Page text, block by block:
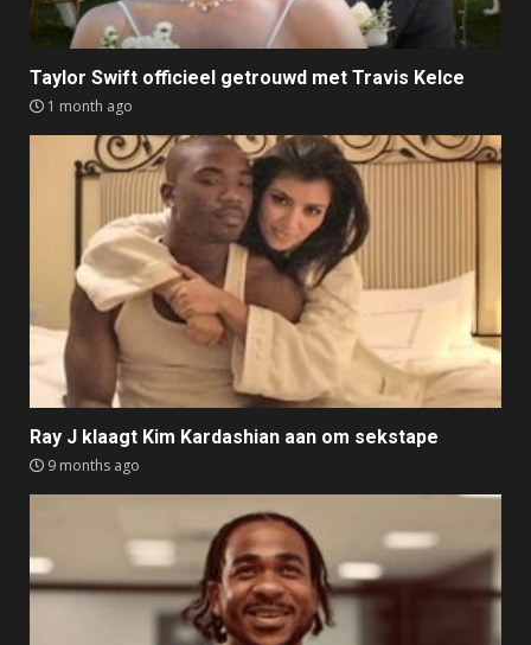
Taylor Swift officieel getrouwd met Travis Kelce
1 month ago
Ray J klaagt Kim Kardashian aan om sekstape
9 months ago